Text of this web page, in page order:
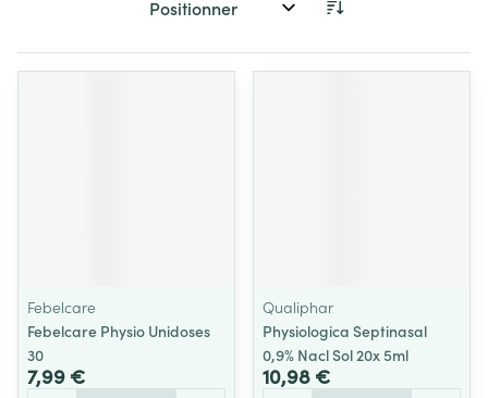
Trier par:
Febelcare
Febelcare Physio Unidoses
30
7,99 €
Qualiphar
Physiologica Septinasal
0,9% Nacl Sol 20x 5ml
10,98 €